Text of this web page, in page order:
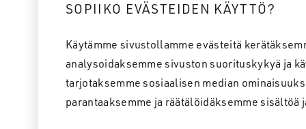
SOPIIKO EVÄSTEIDEN KÄYTTÖ?
Käytämme sivustollamme evästeitä
analysoidaksemme sivuston suorituskykyä ja
tarjotaksemme sosiaalisen median
parantaaksemme ja räätälöidäksemme sisältöä